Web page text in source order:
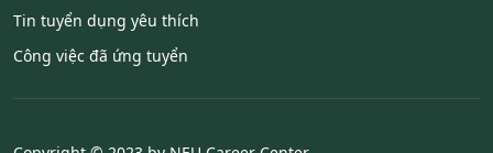
Tin tuyển dụng yêu thích
Công việc đã ứng tuyển